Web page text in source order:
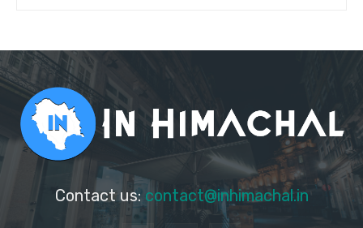
Contact us: contact@inhimachal.in